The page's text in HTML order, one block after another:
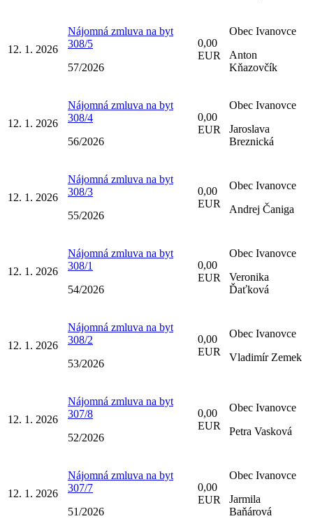
12. 1. 2026
Nájomná zmluva na byt
308/5
57/2026
0,00
EUR
Obec Ivanovce
Anton
Kňazovčík
12. 1. 2026
Nájomná zmluva na byt
308/4
56/2026
0,00
EUR
Obec Ivanovce
Jaroslava
Breznická
12. 1. 2026
Nájomná zmluva na byt
308/3
55/2026
0,00
EUR
Obec Ivanovce
Andrej Čaniga
12. 1. 2026
Nájomná zmluva na byt
308/1
54/2026
0,00
EUR
Obec Ivanovce
Veronika
Ďaťková
12. 1. 2026
Nájomná zmluva na byt
308/2
53/2026
0,00
EUR
Obec Ivanovce
Vladimír Zemek
12. 1. 2026
Nájomná zmluva na byt
307/8
52/2026
0,00
EUR
Obec Ivanovce
Petra Vasková
12. 1. 2026
Nájomná zmluva na byt
307/7
51/2026
0,00
EUR
Obec Ivanovce
Jarmila
Baňárová